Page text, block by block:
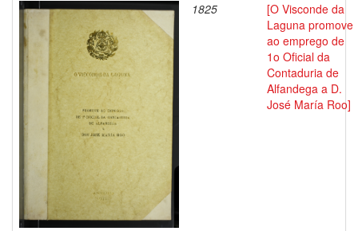
1825
[O Visconde da
Laguna promove
ao emprego de
1o Oficial da
Contaduria de
Alfandega a D.
José María Roo]